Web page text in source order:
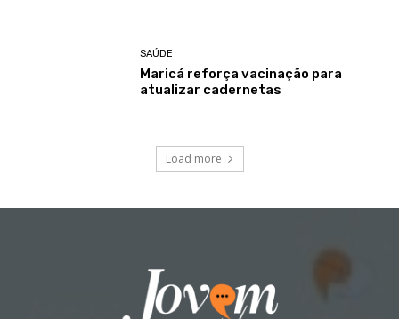
SAÚDE
Maricá reforça vacinação para
atualizar cadernetas
Load more